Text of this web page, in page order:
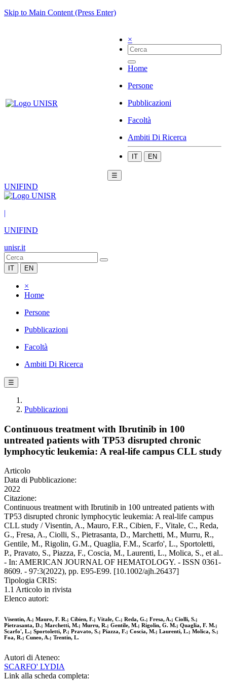
Skip to Main Content (Press Enter)
×
Home
Persone
Pubblicazioni
Facoltà
Ambiti Di Ricerca
IT EN
☰
UNIFIND
|
UNIFIND
unisr.it
IT EN
×
Home
Persone
Pubblicazioni
Facoltà
Ambiti Di Ricerca
☰
Pubblicazioni
Continuous treatment with Ibrutinib in 100
untreated patients with TP53 disrupted chronic
lymphocytic leukemia: A real-life campus CLL study
Articolo
Data di Pubblicazione:
2022
Citazione:
Continuous treatment with Ibrutinib in 100 untreated patients with
TP53 disrupted chronic lymphocytic leukemia: A real-life campus
CLL study / Visentin, A., Mauro, F.R., Cibien, F., Vitale, C., Reda,
G., Fresa, A., Ciolli, S., Pietrasanta, D., Marchetti, M., Murru, R.,
Gentile, M., Rigolin, G.M., Quaglia, F.M., Scarfo', L., Sportoletti,
P., Pravato, S., Piazza, F., Coscia, M., Laurenti, L., Molica, S., et al..
- In: AMERICAN JOURNAL OF HEMATOLOGY. - ISSN 0361-
8609. - 97:3(2022), pp. E95-E99. [10.1002/ajh.26437]
Tipologia CRIS:
1.1 Articolo in rivista
Elenco autori:
Visentin, A.; Mauro, F. R.; Cibien, F.; Vitale, C.; Reda, G.; Fresa, A.; Ciolli, S.;
Pietrasanta, D.; Marchetti, M.; Murru, R.; Gentile, M.; Rigolin, G. M.; Quaglia, F. M.;
Scarfo', L.; Sportoletti, P.; Pravato, S.; Piazza, F.; Coscia, M.; Laurenti, L.; Molica, S.;
Foa, R.; Cuneo, A.; Trentin, L.
Autori di Ateneo:
SCARFO' LYDIA
Link alla scheda completa: